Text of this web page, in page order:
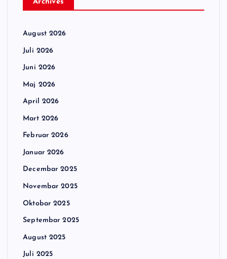
Archives
August 2026
Juli 2026
Juni 2026
Maj 2026
April 2026
Mart 2026
Februar 2026
Januar 2026
Decembar 2025
Novembar 2025
Oktobar 2025
Septembar 2025
August 2025
Juli 2025